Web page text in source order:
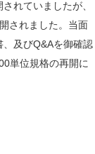
れていましたが、
されました。当面
及びQ&Aを御確認
単位規格の再開に